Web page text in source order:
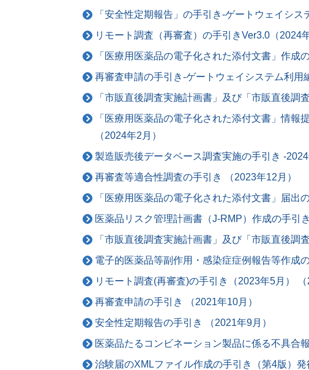
「安全性定期報告」の手引き‐ゲートウェイシス
リモート調査（再審査）の手引きVer3.0（2024
「医療用医薬品の電子化された添付文書」作成
再審査申請の手引き‐ゲートウェイシステム利用
「市販直後調査実施計画書」及び「市販直後調
「医療用医薬品の電子化された添付文書」情報
（2024年2月）
製造販売後データベース調査実施の手引き -
再審査等適合性調査の手引き （2023年12月）
「医療用医薬品の電子化された添付文書」届出
医薬品リスク管理計画書（J-RMP）作成の手引
「市販直後調査実施計画書」及び「市販直後調
電子的医薬品等副作用・感染症症例報告等作成
リモート調査(再審査)の手引き（2023年5月） （
再審査申請の手引き （2021年10月）
安全性定期報告の手引き （2021年9月）
医薬品たるコンビネーション製品に係る不具合
治験届のXMLファイル作成の手引き（第4版）発